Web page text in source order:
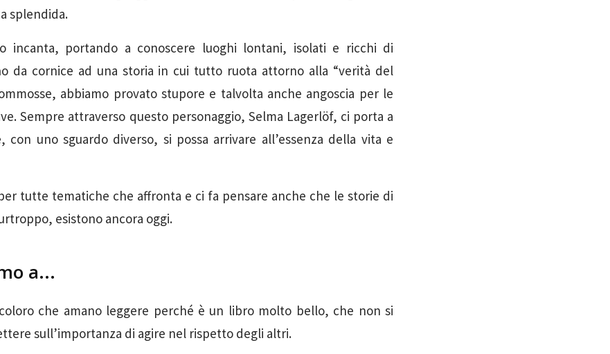
splendida.
incanta, portando a conoscere luoghi lontani, isolati e ricchi di
da cornice ad una storia in cui tutto ruota attorno alla “verità del
abbiamo provato stupore e talvolta anche angoscia per le
Sempre attraverso questo personaggio, Selma Lagerlöf, ci porta a
con uno sguardo diverso, si possa arrivare all’essenza della vita e
tutte tematiche che affronta e ci fa pensare anche che le storie di
esistono ancora oggi.
a...
che amano leggere perché è un libro molto bello, che non si
sull’importanza di agire nel rispetto degli altri.